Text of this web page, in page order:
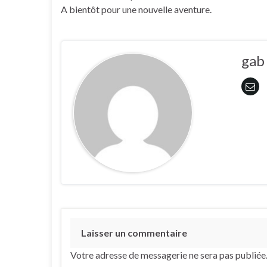
A bientôt pour une nouvelle aventure.
gab
Laisser un commentaire
Votre adresse de messagerie ne sera pas publiée.